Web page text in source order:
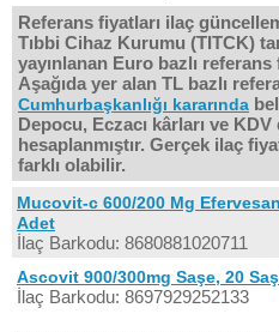
Referans fiyatları ilaç
Tıbbi Cihaz Kurumu (TITCK)
yayınlanan Euro bazlı referans
Aşağıda yer alan TL bazlı
Cumhurbaşkanlığı kararında
Depocu, Eczacı kârları ve
hesaplanmıştır. Gerçek ilaç
farklı olabilir.
Mucovit-c 600/200 Mg
Adet
İlaç Barkodu: 8680881020711
Ascovit 900/300mg Saşe, 20
İlaç Barkodu: 8697929252133